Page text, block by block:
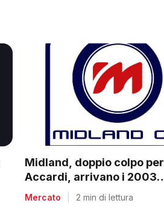
Midland, doppio colpo per
Accardi, arrivano i 2003
Salvadori e Villa
Mercato 2 min di lettura